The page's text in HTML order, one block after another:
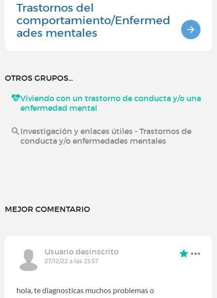
Trastornos del
comportamiento/Enfermed
ades mentales
OTROS GRUPOS...
Viviendo con un trastorno de conducta y/o una
enfermedad mental
Investigación y enlaces útiles - Trastornos de
conducta y/o enfermedades mentales
MEJOR COMENTARIO
Usuario desinscrito
27/12/22 a las 23:57
hola, te diagnosticas muchos problemas o